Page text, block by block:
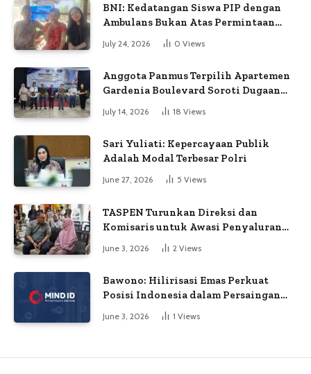
BNI: Kedatangan Siswa PIP dengan
Ambulans Bukan Atas Permintaan
July 24, 2026 0 Views
Anggota Panmus Terpilih Apartemen
Gardenia Boulevard Soroti Dugaan
Kejanggalan Voting
July 14, 2026 18 Views
Sari Yuliati: Kepercayaan Publik
Adalah Modal Terbesar Polri
June 27, 2026 5 Views
TASPEN Turunkan Direksi dan
Komisaris untuk Awasi Penyaluran
June 3, 2026 2 Views
Bawono: Hilirisasi Emas Perkuat
Posisi Indonesia dalam Persaingan
Industri Global
June 3, 2026 1 Views